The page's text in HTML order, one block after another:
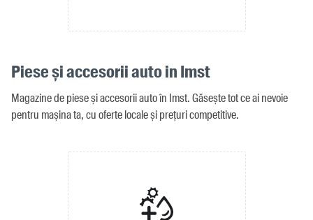
Piese și accesorii auto in Imst
Magazine de piese și accesorii auto în Imst. Găsește tot ce ai nevoie
pentru mașina ta, cu oferte locale și prețuri competitive.